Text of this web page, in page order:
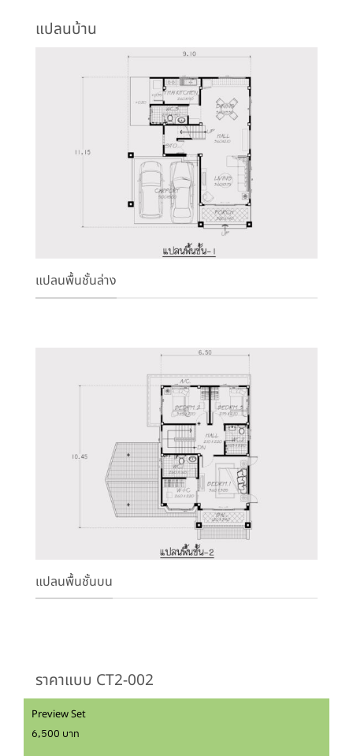
แปลนบ้าน
แปลนพื้นชั้นล่าง
แปลนพื้นชั้นบน
ราคาแบบ CT2-002
Preview Set
6,500 บาท